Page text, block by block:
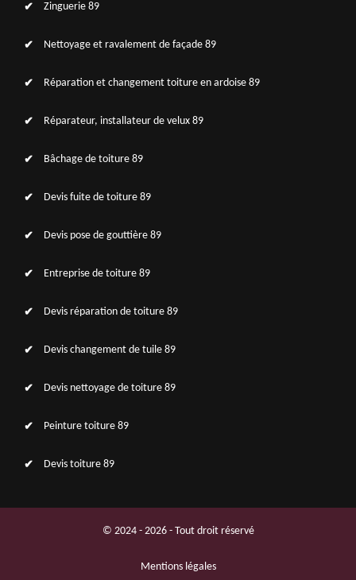
Zinguerie 89
Nettoyage et ravalement de façade 89
Réparation et changement toiture en ardoise 89
Réparateur, installateur de velux 89
Bâchage de toiture 89
Devis fuite de toiture 89
Devis pose de gouttière 89
Entreprise de toiture 89
Devis réparation de toiture 89
Devis changement de tuile 89
Devis nettoyage de toiture 89
Peinture toiture 89
Devis toiture 89
© 2024 - 2026 - Tout droit réservé
Mentions légales